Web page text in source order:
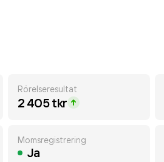
Rörelseresultat
2 405 tkr
Momsregistrering
Ja